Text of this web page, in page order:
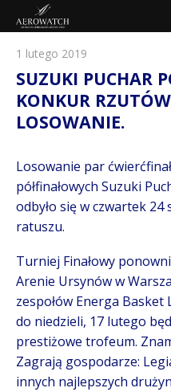
1 lutego 2019
SUZUKI PUCHAR
KONKUR
LOSOWANIE.
Losowanie par
półfinałowych Suzuki
odbyło się w czwartek 24
ratuszu.
Turniej Finałowy
Arenie Ursynów w
zespołów Energa
do niedzieli, 17 lutego
prestiżowe trofeum.
Zagrają gospodarze:
innych najlepszych